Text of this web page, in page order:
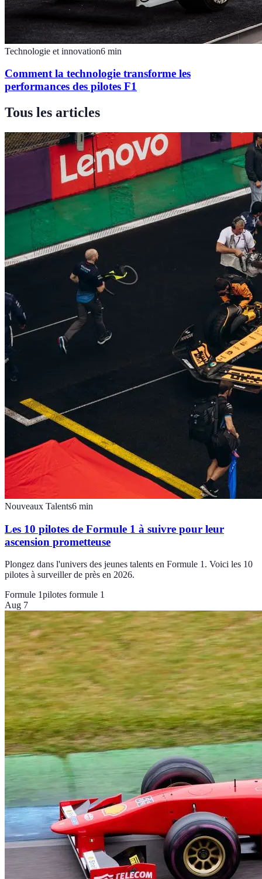
Technologie et innovation6 min
Comment la technologie transforme les
performances des pilotes F1
Tous les articles
Nouveaux Talents6 min
Les 10 pilotes de Formule 1 à suivre pour leur
ascension prometteuse
Plongez dans l'univers des jeunes talents en Formule 1. Voici les 10
pilotes à surveiller de près en 2026.
Formule 1pilotes formule 1
Aug 7